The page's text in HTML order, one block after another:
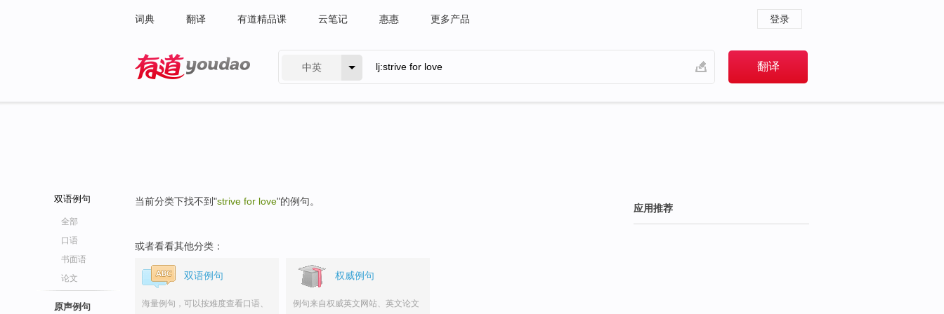
词典 翻译 有道精品课 云笔记 惠惠 更多产品 登录
中英
双语例句
全部
口语
书面语
论文
原声例句
当前分类下找不到"strive for love"的例句。
或者看看其他分类：
双语例句
海量例句，可以按难度查看口语、
权威例句
例句来自权威英文网站、英文论文
应用推荐